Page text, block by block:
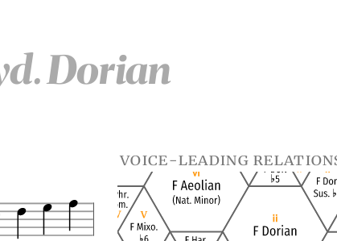
Dorian
voice-leading